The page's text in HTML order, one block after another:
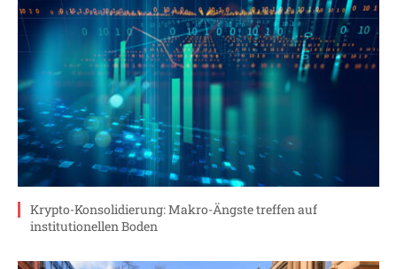
Krypto-Konsolidierung: Makro-Ängste treffen auf
institutionellen Boden